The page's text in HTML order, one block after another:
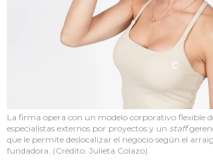
La firma opera con un modelo corporativo flexible
especialistas externos por proyectos y un staff
que le permite deslocalizar el negocio según el
fundadora. (Crédito: Julieta Colazo)